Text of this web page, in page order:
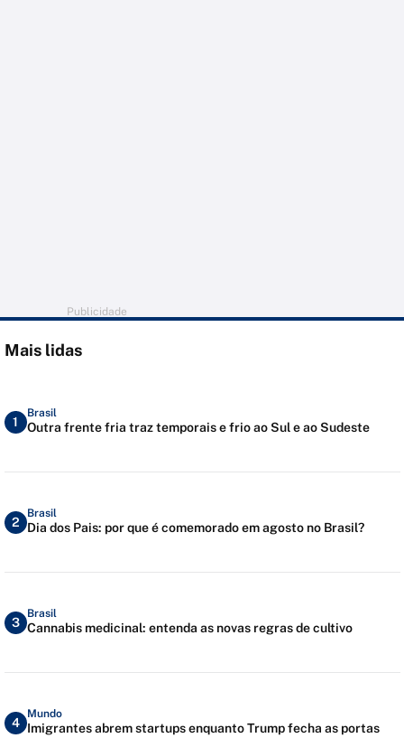
Publicidade
Mais lidas
1
Brasil
Outra frente fria traz temporais e frio ao Sul e ao Sudeste
2
Brasil
Dia dos Pais: por que é comemorado em agosto no Brasil?
3
Brasil
Cannabis medicinal: entenda as novas regras de cultivo
4
Mundo
Imigrantes abrem startups enquanto Trump fecha as portas